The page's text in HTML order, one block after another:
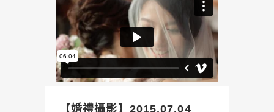
【婚禮攝影】2015.07.04